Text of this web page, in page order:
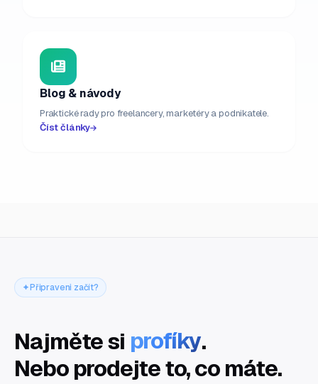
Blog & návody
Praktické rady pro freelancery, marketéry a podnikatele.
Číst články
Připraveni začít?
Najměte si profíky.
Nebo prodejte to, co máte.